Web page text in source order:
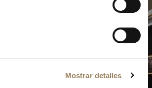
Mostrar detalles